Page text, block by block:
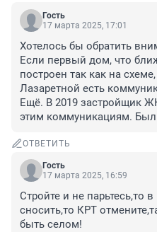
Гость
17 марта 2025, 17:01
Хотелось бы обратить
Если первый дом, что
построен так как на
Лазаретной есть
Ещё. В 2019 застройщик
этим коммуникациям.
ОТВЕТИТЬ
Гость
17 марта 2025, 16:59
Стройте и не парьтесь,то
сносить,то КРТ
быть селом!